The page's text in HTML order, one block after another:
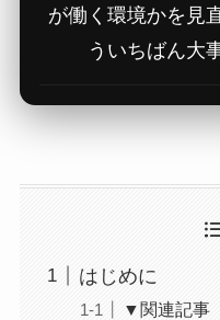
が働く環境かを見
ういちばん大
はじめに
▼関連記事